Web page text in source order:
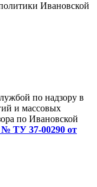
Ивановской
по надзору в
и массовых
по Ивановской
ТУ 37-00290 от